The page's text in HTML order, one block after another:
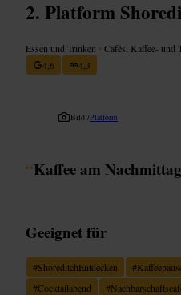
Platform
Essen und Trinken •Cafés, Kaffee- und
4,6
4,3
Bild /Platform
“Kaffee am
Geeignet für
#ShoreditchEntdecken #
#Cocktailabend #